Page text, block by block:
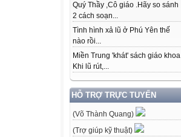
Quý Thầy ,Cô giáo .Hãy so sánh
2 cách soạn...
Tình hình xả lũ ở Phú Yên thế
nào rồi...
Miền Trung 'khát' sách giáo khoa
Khi lũ rút,...
HỖ TRỢ TRỰC TUYẾN
(Võ Thành Quang)
(Trợ giúp kỹ thuật)